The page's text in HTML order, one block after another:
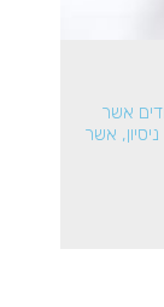
אשר
אשר